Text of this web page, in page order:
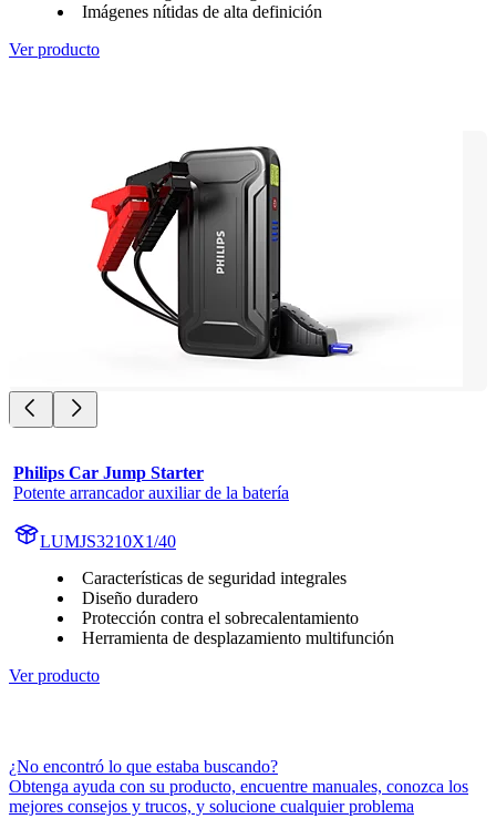
Imágenes nítidas de alta definición
Ver producto
Philips Car Jump Starter
Potente arrancador auxiliar de la batería
LUMJS3210X1/40
Características de seguridad integrales
Diseño duradero
Protección contra el sobrecalentamiento
Herramienta de desplazamiento multifunción
Ver producto
¿No encontró lo que estaba buscando?
Obtenga ayuda con su producto, encuentre manuales, conozca los
mejores consejos y trucos, y solucione cualquier problema